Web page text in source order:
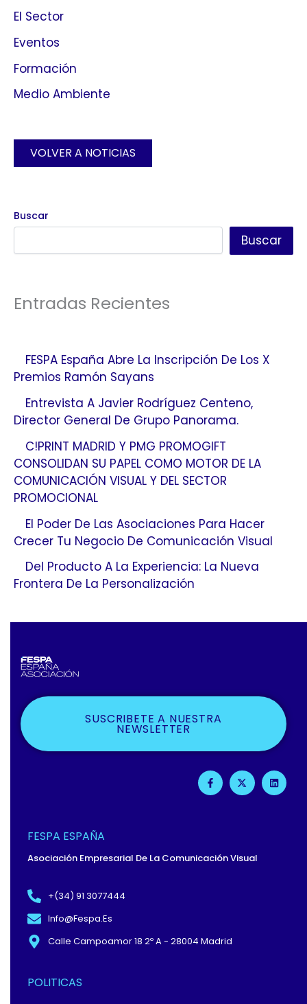
El Sector
Eventos
Formación
Medio Ambiente
VOLVER A NOTICIAS
Buscar
Buscar
Entradas Recientes
FESPA España Abre La Inscripción De Los X
Premios Ramón Sayans
Entrevista A Javier Rodríguez Centeno,
Director General De Grupo Panorama.
C!PRINT MADRID Y PMG PROMOGIFT
CONSOLIDAN SU PAPEL COMO MOTOR DE LA
COMUNICACIÓN VISUAL Y DEL SECTOR
PROMOCIONAL
El Poder De Las Asociaciones Para Hacer
Crecer Tu Negocio De Comunicación Visual
Del Producto A La Experiencia: La Nueva
Frontera De La Personalización
SUSCRIBETE A NUESTRA
NEWSLETTER
F
A
C
F
X
-
T
L
I
N
FESPA ESPAÑA
Asociación Empresarial De La Comunicación Visual
+(34) 91 3077444
Info@fespa.es
Calle Campoamor 18 2º A - 28004 Madrid
POLITICAS